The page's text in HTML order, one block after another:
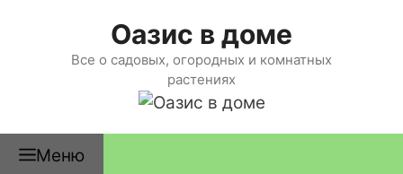
содержимому
Оазис в доме
Все о садовых, огородных и комнатных
растениях
Меню